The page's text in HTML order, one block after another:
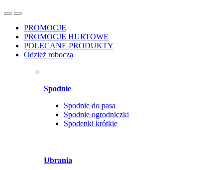
PROMOCJE
PROMOCJE HURTOWE
POLECANE PRODUKTY
Odzież robocza
Spodnie
Spodnie do pasa
Spodnie ogrodniczki
Spodenki krótkie
Ubrania